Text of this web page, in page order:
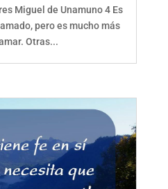
Miguel de Unamuno 4 Es
pero es mucho más
Otras...